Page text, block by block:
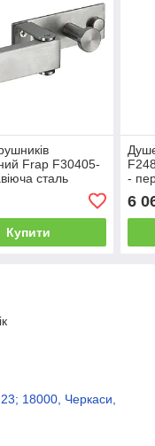
Frap F30405-
сталь
Купити
-
6
18000, Черкаси,